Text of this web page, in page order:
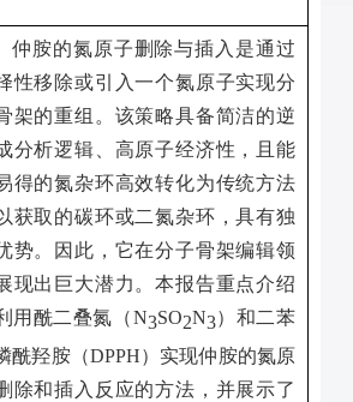
仲胺的氮原子删除与插入是通过
性移除或引入一个氮原子实现分
架的重组。该策略具备简洁的逆
分析逻辑、高原子经济性，且能
得的氮杂环高效转化为传统方法
获取的碳环或二氮杂环，具有独
势。因此，它在分子骨架编辑领
现出巨大潜力。本报告重点介绍
用酰二叠氮（N3SO2N3）和二苯
酰羟胺（DPPH）实现仲胺的氮原
除和插入反应的方法，并展示了